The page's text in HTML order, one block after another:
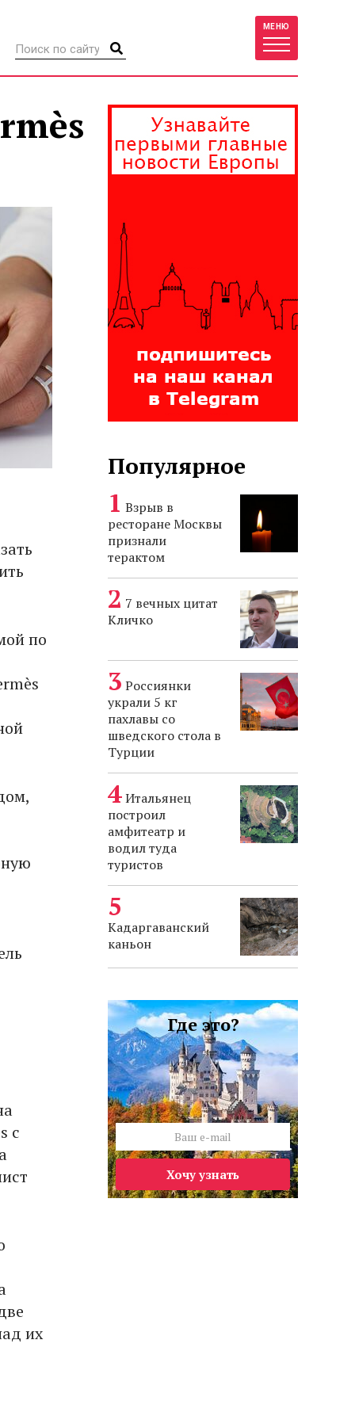
МЕНЮ
по
с
их
Популярное
Взрыв в
ресторане Москвы
признали
терактом
7 вечных цитат
Кличко
Россиянки
украли 5 кг
пахлавы со
шведского стола в
Турции
Итальянец
построил
амфитеатр и
водил туда
туристов
Кадаргаванский
каньон
Где это?
Хочу узнать